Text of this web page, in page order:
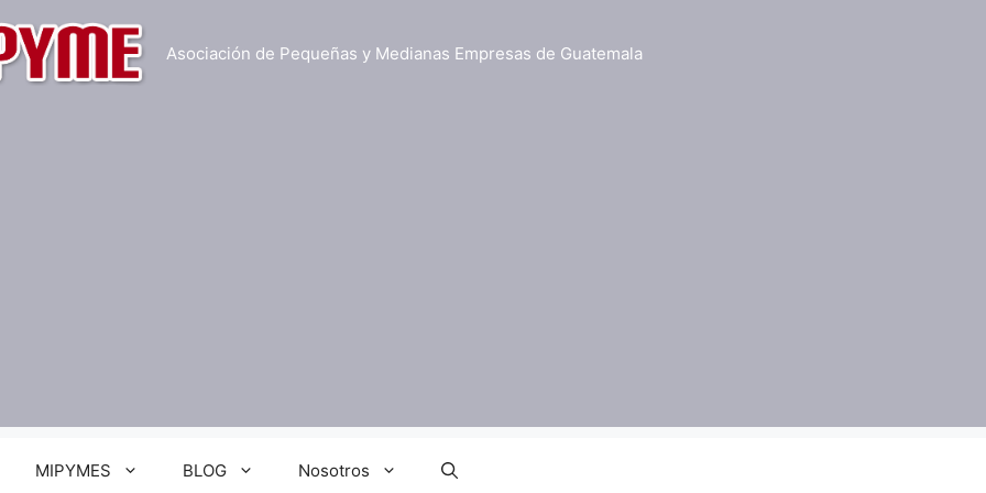
Asociación de Pequeñas y Medianas Empresas de Guatemala
MIPYMES BLOG Nosotros